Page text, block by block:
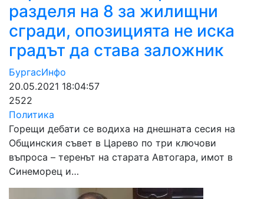
разделя на 8 за жилищни
сгради, опозицията не иска
градът да става заложник
БургасИнфо
20.05.2021 18:04:57
2522
Политика
Горещи дебати се водиха на днешната сесия на
Общинския съвет в Царево по три ключови
въпроса – теренът на старата Автогара, имот в
Синеморец и…